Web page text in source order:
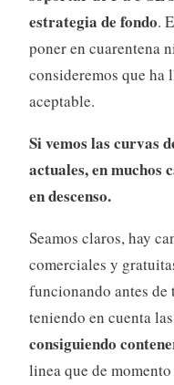
estrategia de fondo.
poner en cuarentena
consideremos que ha
aceptable.
Si vemos las curvas
actuales, en muchos
en descenso.
Seamos claros, hay
comerciales y
funcionando antes
teniendo en cuenta
consiguiendo
linea que de